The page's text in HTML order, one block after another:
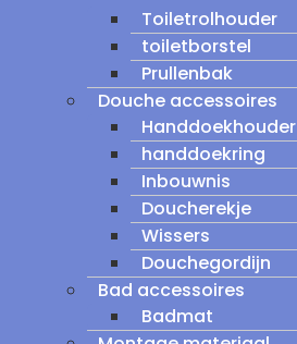
Toiletrolhouder
toiletborstel
Prullenbak
Douche accessoires
Handdoekhouder
handdoekring
Inbouwnis
Doucherekje
Wissers
Douchegordijn
Bad accessoires
Badmat